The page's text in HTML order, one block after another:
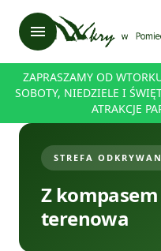
menu
ZAPRASZAMY OD
SOBOTY, NIEDZIELE I
ATRAKCJE
STREFA
Z
terenowa